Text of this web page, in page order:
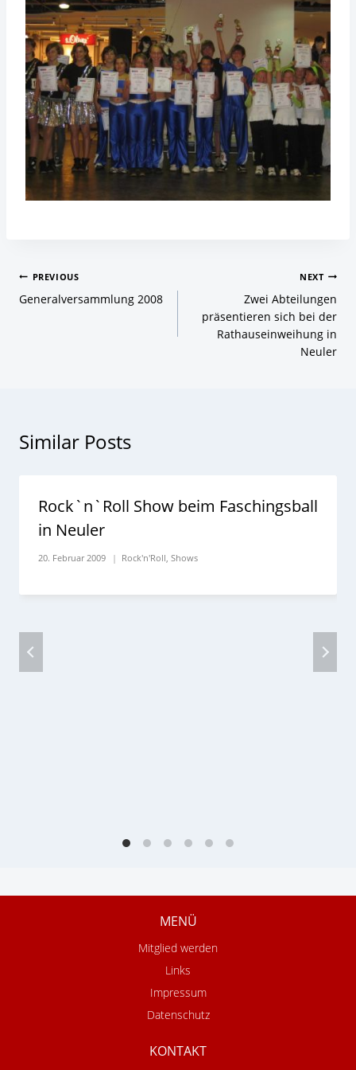
Beitragsnavigation
PREVIOUS
Generalversammlung 2008
NEXT
Zwei Abteilungen
präsentieren sich bei der
Rathauseinweihung in
Neuler
Similar Posts
Rock`n`Roll Show beim Faschingsball
in Neuler
20. Februar 2009 Rock'n'Roll Shows
MENÜ
Mitglied werden
Links
Impressum
Datenschutz
KONTAKT